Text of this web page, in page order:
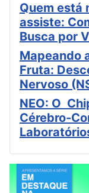
Quem está
assiste:
Busca por
Mapeando
Fruta:
Nervoso
NEO: O
Cérebro-